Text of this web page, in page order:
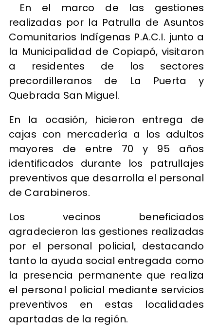
En el marco de las gestiones
realizadas por la Patrulla de Asuntos
Comunitarios Indígenas P.A.C.I. junto a
la Municipalidad de Copiapó, visitaron
a residentes de los sectores
precordilleranos de La Puerta y
Quebrada San Miguel.
En la ocasión, hicieron entrega de
cajas con mercadería a los adultos
mayores de entre 70 y 95 años
identificados durante los patrullajes
preventivos que desarrolla el personal
de Carabineros.
Los vecinos beneficiados
agradecieron las gestiones realizadas
por el personal policial, destacando
tanto la ayuda social entregada como
la presencia permanente que realiza
el personal policial mediante servicios
preventivos en estas localidades
apartadas de la región.